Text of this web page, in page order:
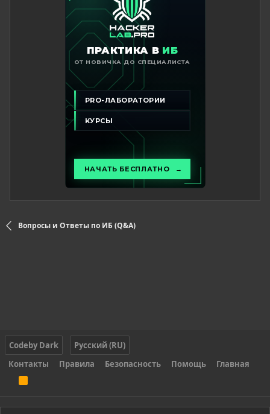
Вопросы и Ответы по ИБ (Q&A)
Codeby Dark
Русский (RU)
Контакты
Правила Безопасность Помощь Главная
S